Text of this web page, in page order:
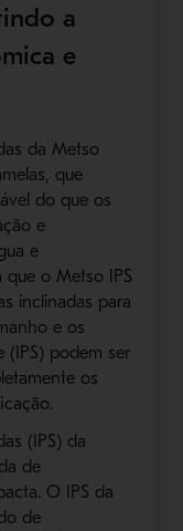
a
e
da Metso
que
do que os
e
e
que o Metso IPS
inclinadas para
e os
(IPS) podem ser
os
(IPS) da
de
O IPS da
de